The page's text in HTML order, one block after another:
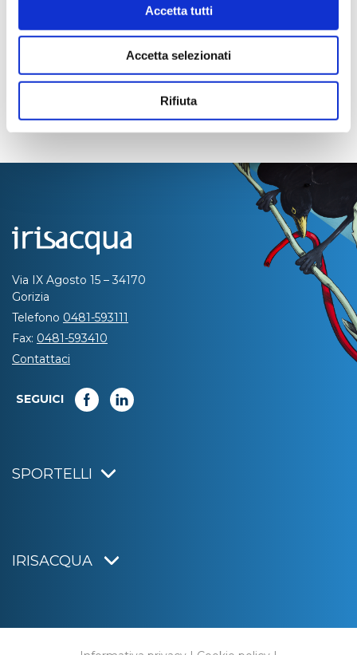
Accetta tutti
Accetta selezionati
Rifiuta
Pagina aggiornata il 04/08/2020
Via IX Agosto 15 – 34170
Gorizia
Telefono 0481-593111
Fax: 0481-593410
Contattaci
SEGUICI
SPORTELLI
IRISACQUA